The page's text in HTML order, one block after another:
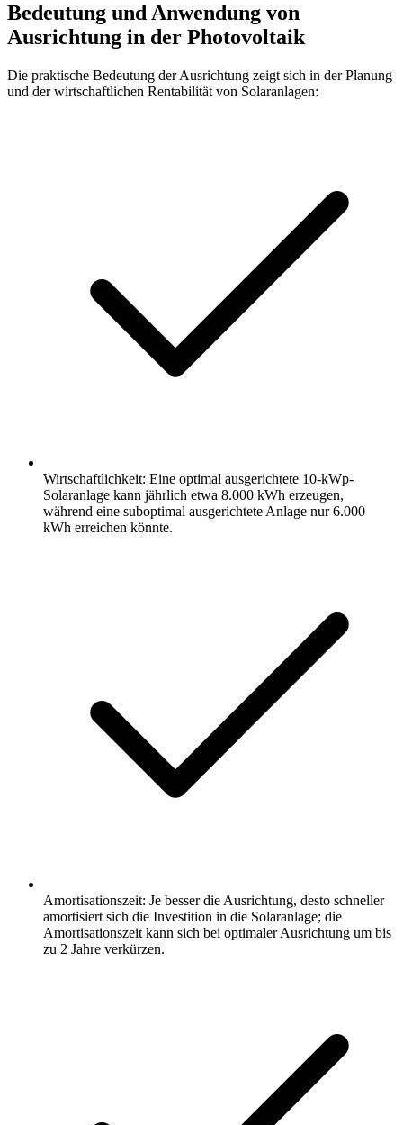
Bedeutung und Anwendung von
Ausrichtung in der Photovoltaik
Die praktische Bedeutung der Ausrichtung zeigt sich in der Planung
und der wirtschaftlichen Rentabilität von Solaranlagen:
Wirtschaftlichkeit: Eine optimal ausgerichtete 10-kWp-
Solaranlage kann jährlich etwa 8.000 kWh erzeugen,
während eine suboptimal ausgerichtete Anlage nur 6.000
kWh erreichen könnte.
Amortisationszeit: Je besser die Ausrichtung, desto schneller
amortisiert sich die Investition in die Solaranlage; die
Amortisationszeit kann sich bei optimaler Ausrichtung um bis
zu 2 Jahre verkürzen.